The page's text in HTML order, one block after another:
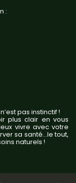
:
pas instinctif !
plus clair en vous
vivre avec votre
sa santé...le tout,
naturels !